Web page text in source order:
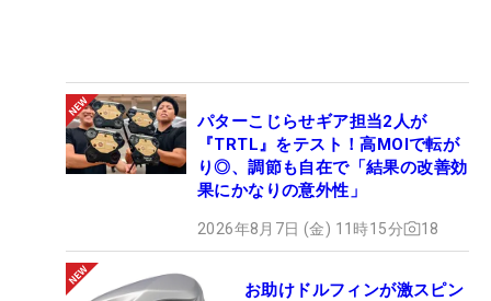
パターこじらせギア担当2人が
『TRTL』をテスト！高MOIで転が
り◎、調節も自在で「結果の改善効
果にかなりの意外性」
2026年8月7日 (金) 11時15分 18
お助けドルフィンが激スピン